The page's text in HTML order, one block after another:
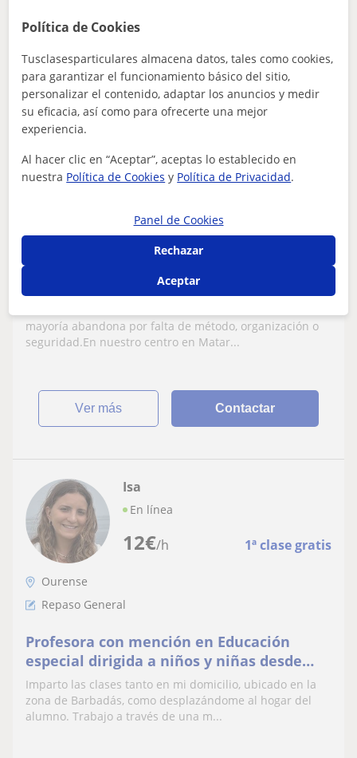
15€/h
PSIA, centre de psicologia i
psicopedagogia
Profesor Verificado
Repaso General: Dislexia
Pruebas de Acceso en Mataró
mayoría abandona por falta de método, organización o
seguridad.En nuestro centro en Matar...
ver más Contactar
12€/h 1ª clase gratis
Isa
En línea
Ourense
Repaso General
Profesora con mención en Educación
especial dirigida a niños y niñas desde
infantil hasta los primeros cursos de la
eso.
Imparto las clases tanto en mi domicilio, ubicado en la
zona de Barbadás, como desplazándome al hogar del
alumno. Trabajo a través de una m...
Política de Cookies
Tusclasesparticulares almacena datos, tales como cookies,
para garantizar el funcionamiento básico del sitio,
personalizar el contenido, adaptar los anuncios y medir
su eficacia, así como para ofrecerte una mejor
experiencia.
Al hacer clic en “Aceptar”, aceptas lo establecido en
nuestra Política de Cookies y Política de Privacidad.
Panel de Cookies
Rechazar
Aceptar